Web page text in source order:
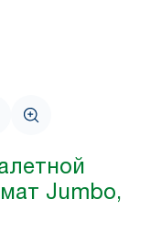
Jumbo,